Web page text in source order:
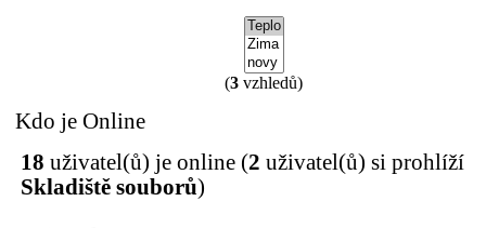
(3 vzhledů)
Kdo je Online
18 uživatel(ů) je online (2 uživatel(ů) si prohlíží
Skladiště souborů)